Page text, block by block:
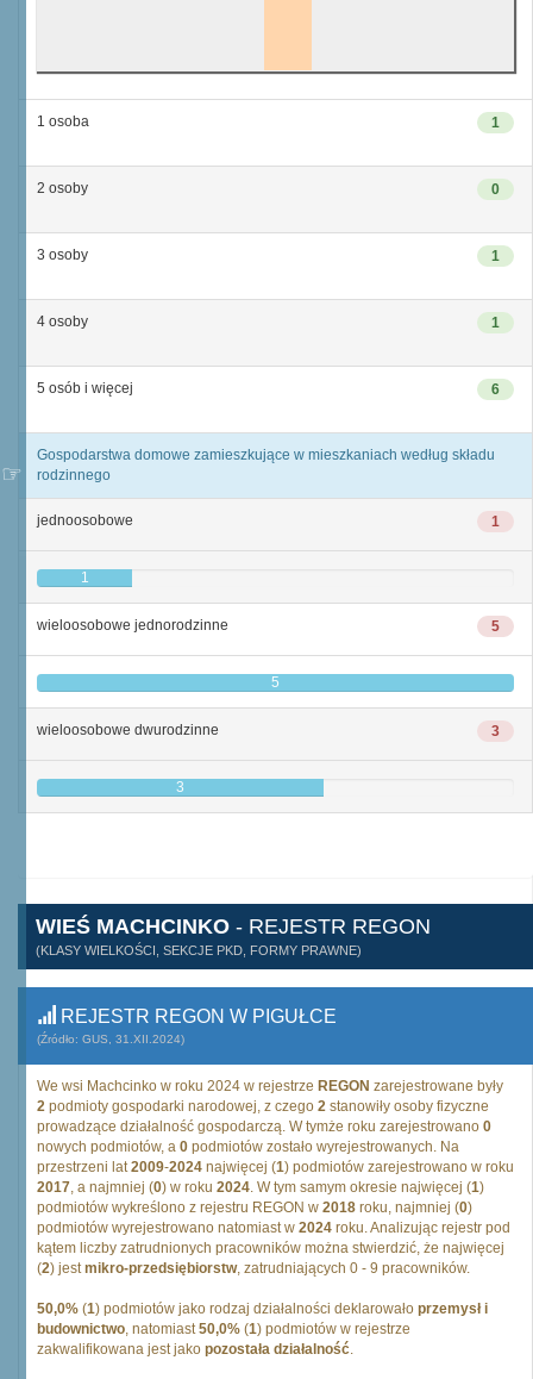
1
1 osoba
0
2 osoby
1
3 osoby
1
4 osoby
6
5 osób i więcej
Gospodarstwa domowe zamieszkujące w mieszkaniach według składu
rodzinnego
1
jednoosobowe
1
5
wieloosobowe jednorodzinne
5
3
wieloosobowe dwurodzinne
3
WIEŚ MACHCINKO - REJESTR REGON
(KLASY WIELKOŚCI, SEKCJE PKD, FORMY PRAWNE)
REJESTR REGON W PIGUŁCE
(Źródło: GUS, 31.XII.2024)
We wsi Machcinko w roku 2024 w rejestrze REGON zarejestrowane były
2 podmioty gospodarki narodowej, z czego 2 stanowiły osoby fizyczne
prowadzące działalność gospodarczą. W tymże roku zarejestrowano 0
nowych podmiotów, a 0 podmiotów zostało wyrejestrowanych. Na
przestrzeni lat2009-2024 najwięcej (1) podmiotów zarejestrowano w roku
2017, a najmniej (0) w roku 2024. W tym samym okresie najwięcej (1)
podmiotów wykreślono z rejestru REGON w 2018 roku, najmniej (0)
podmiotów wyrejestrowano natomiast w 2024 roku. Analizując rejestr pod
kątem liczby zatrudnionych pracowników można stwierdzić, że najwięcej
(2) jestmikro-przedsiębiorstw, zatrudniających 0 - 9 pracowników.
50,0% (1) podmiotów jako rodzaj działalności deklarowało przemysł i
budownictwo, natomiast50,0% (1) podmiotów w rejestrze
zakwalifikowana jest jako pozostała działalność.